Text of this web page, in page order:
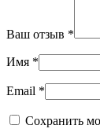
Ваш отзыв *
Имя *
Email *
Сохранить